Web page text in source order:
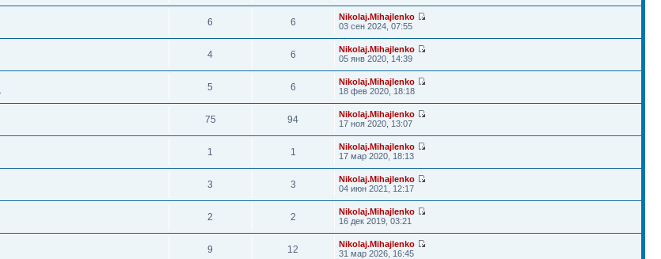
6 6
Nikolaj.Mihajlenko
03 сен 2024, 07:55
4 6
Nikolaj.Mihajlenko
05 янв 2020, 14:39
5 6
Nikolaj.Mihajlenko
18 фев 2020, 18:18
75 94
Nikolaj.Mihajlenko
17 ноя 2020, 13:07
1 1
Nikolaj.Mihajlenko
17 мар 2020, 18:13
3 3
Nikolaj.Mihajlenko
04 июн 2021, 12:17
2 2
Nikolaj.Mihajlenko
16 дек 2019, 03:21
9 12
Nikolaj.Mihajlenko
31 мар 2026, 16:45